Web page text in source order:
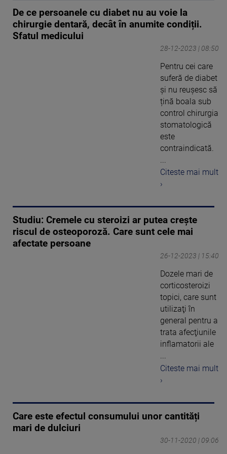
De ce persoanele cu diabet nu au voie la
chirurgie dentară, decât în anumite condiții.
Sfatul medicului
28-12-2023 | 08:50
Pentru cei care
suferă de diabet
și nu reușesc să
țină boala sub
control chirurgia
stomatologică
este
contraindicată.
Citeste mai mult
›
Studiu: Cremele cu steroizi ar putea crește
riscul de osteoporoză. Care sunt cele mai
afectate persoane
26-12-2023 | 15:40
Dozele mari de
corticosteroizi
topici, care sunt
utilizaţi în
general pentru a
trata afecţiunile
inflamatorii ale
...
Citeste mai mult
›
Care este efectul consumului unor cantități
mari de dulciuri
30-11-2020 | 09:06